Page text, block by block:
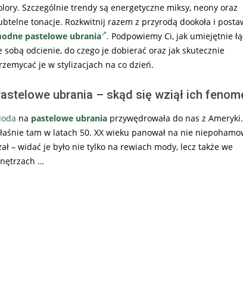
Szczególnie trendy są energetyczne miksy, neony oraz
tonacje. Rozkwitnij razem z przyrodą dookoła i
pastelowe ubrania . Podpowiemy Ci, jak umiejętnie
sobą odcienie, do czego je dobierać oraz jak skutecznie
je w stylizacjach na co dzień.
ubrania – skąd się wziął ich
na pastelowe ubrania przywędrowała do nas z
tam w latach 50. XX wieku panował na nie
– widać je było nie tylko na rewiach mody, lecz także we
…